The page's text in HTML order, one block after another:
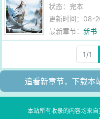
状态：完本
更新时间：08-
最新章节：新书
1/1
追看新章节，下载本
本站所有收录的内容均来自